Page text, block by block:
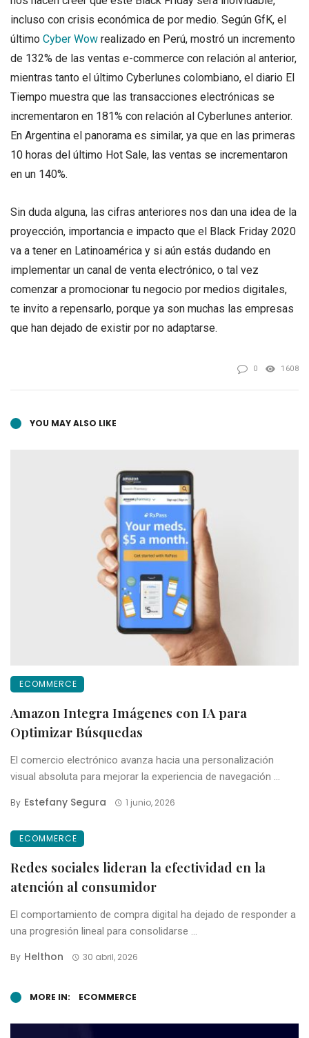
incluso con crisis económica de por medio. Según GfK, el
último Cyber Wow realizado en Perú, mostró un incremento
de 132% de las ventas e-commerce con relación al anterior,
mientras tanto el último Cyberlunes colombiano, el diario El
Tiempo muestra que las transacciones electrónicas se
incrementaron en 181% con relación al Cyberlunes anterior.
En Argentina el panorama es similar, ya que en las primeras
10 horas del último Hot Sale, las ventas se incrementaron
en un 140%.
Sin duda alguna, las cifras anteriores nos dan una idea de la
proyección, importancia e impacto que el Black Friday 2020
va a tener en Latinoamérica y si aún estás dudando en
implementar un canal de venta electrónico, o tal vez
comenzar a promocionar tu negocio por medios digitales,
te invito a repensarlo, porque ya son muchas las empresas
que han dejado de existir por no adaptarse.
0 1608
YOU MAY ALSO LIKE
ECOMMERCE
Amazon Integra Imágenes con IA para
Optimizar Búsquedas
El comercio electrónico avanza hacia una personalización
visual absoluta para mejorar la experiencia de navegación ...
By Estefany Segura 1 junio, 2026
ECOMMERCE
Redes sociales lideran la efectividad en la
atención al consumidor
El comportamiento de compra digital ha dejado de responder a
una progresión lineal para consolidarse ...
By Helthon 30 abril, 2026
MORE IN: ECOMMERCE